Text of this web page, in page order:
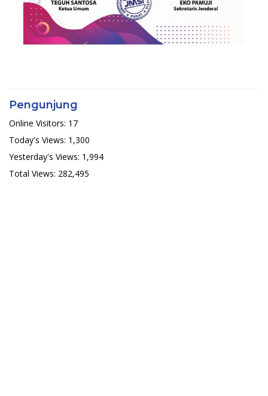
Pengunjung
Online Visitors: 17
Today's Views: 1,300
Yesterday's Views: 1,994
Total Views: 282,495